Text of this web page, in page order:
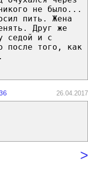
не было...
пить. Жена
Друг же
седой и с
после того, как
26.04.2017
>